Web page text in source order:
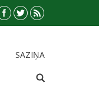
SAZIŅA